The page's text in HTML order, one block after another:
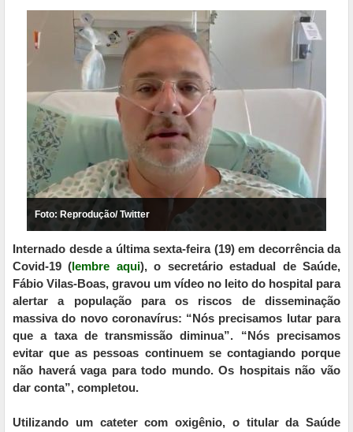
Foto: Reprodução/ Twitter
Internado desde a última sexta-feira (19) em decorrência da
Covid-19 (lembre aqui), o secretário estadual de Saúde,
Fábio Vilas-Boas, gravou um vídeo no leito do hospital para
alertar a população para os riscos de disseminação
massiva do novo coronavírus: “Nós precisamos lutar para
que a taxa de transmissão diminua”. “Nós precisamos
evitar que as pessoas continuem se contagiando porque
não haverá vaga para todo mundo. Os hospitais não vão
dar conta”, completou.
Utilizando um cateter com oxigênio, o titular da Saúde